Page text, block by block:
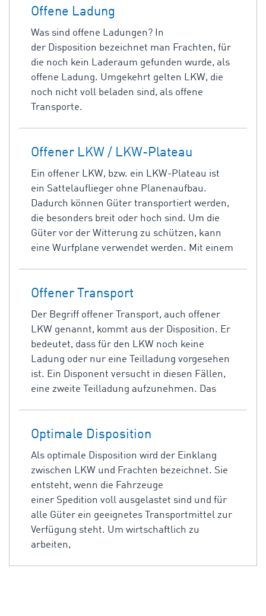
Offene Ladung
Was sind offene Ladungen? In
der Disposition bezeichnet man Frachten, für
die noch kein Laderaum gefunden wurde, als
offene Ladung. Umgekehrt gelten LKW, die
noch nicht voll beladen sind, als offene
Transporte.
Offener LKW / LKW-Plateau
Ein offener LKW, bzw. ein LKW-Plateau ist
ein Sattelauflieger ohne Planenaufbau.
Dadurch können Güter transportiert werden,
die besonders breit oder hoch sind. Um die
Güter vor der Witterung zu schützen, kann
eine Wurfplane verwendet werden. Mit einem
Offener Transport
Der Begriff offener Transport, auch offener
LKW genannt, kommt aus der Disposition. Er
bedeutet, dass für den LKW noch keine
Ladung oder nur eine Teilladung vorgesehen
ist. Ein Disponent versucht in diesen Fällen,
eine zweite Teilladung aufzunehmen. Das
Optimale Disposition
Als optimale Disposition wird der Einklang
zwischen LKW und Frachten bezeichnet. Sie
entsteht, wenn die Fahrzeuge
einer Spedition voll ausgelastet sind und für
alle Güter ein geeignetes Transportmittel zur
Verfügung steht. Um wirtschaftlich zu
arbeiten,